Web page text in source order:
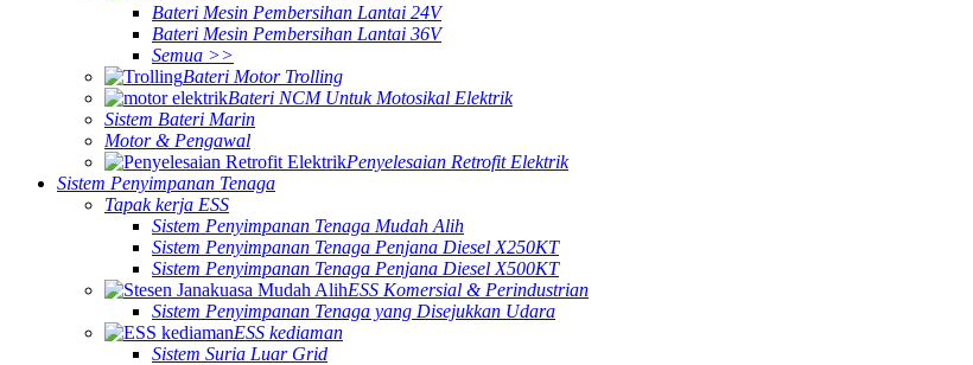
Bateri Mesin Pembersihan Lantai 24V
Bateri Mesin Pembersihan Lantai 36V
Semua >>
Bateri Motor Trolling
Bateri NCM Untuk Motosikal Elektrik
Sistem Bateri Marin
Motor & Pengawal
Penyelesaian Retrofit Elektrik
Sistem Penyimpanan Tenaga
Tapak kerja ESS
Sistem Penyimpanan Tenaga Mudah Alih
Sistem Penyimpanan Tenaga Penjana Diesel X250KT
Sistem Penyimpanan Tenaga Penjana Diesel X500KT
ESS Komersial & Perindustrian
Sistem Penyimpanan Tenaga yang Disejukkan Udara
ESS kediaman
Sistem Suria Luar Grid